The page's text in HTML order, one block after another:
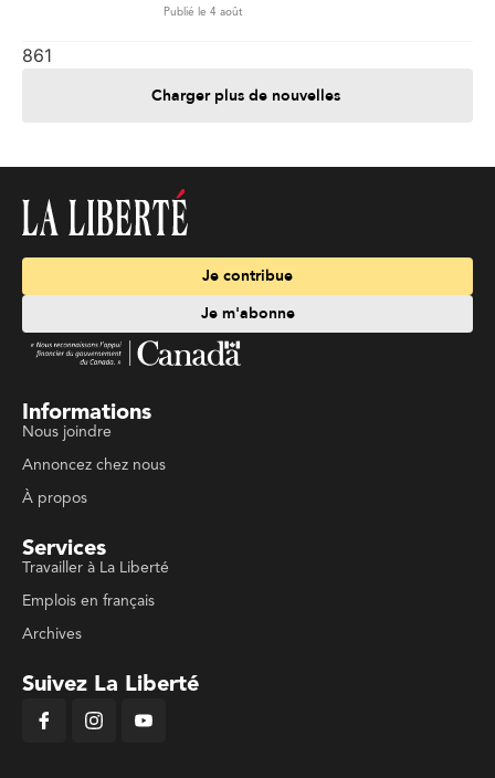
Publié le 4 août
861
Charger plus de nouvelles
Je contribue
Je m'abonne
Informations
Nous joindre
Annoncez chez nous
À propos
Services
Travailler à La Liberté
Emplois en français
Archives
Suivez La Liberté